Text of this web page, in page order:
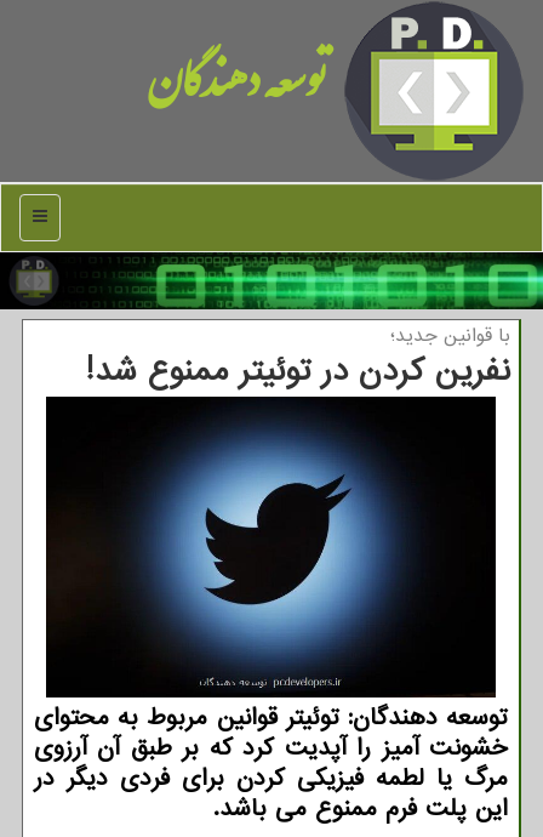
توسعه دهندگان
منو
با قوانین جدید؛
نفرین کردن در توئیتر ممنوع شد!
توسعه دهندگان: توئیتر قوانین مربوط به محتوای
خشونت آمیز را آپدیت کرد که بر طبق آن آرزوی
مرگ یا لطمه فیزیکی کردن برای فردی دیگر در
این پلت فرم ممنوع می باشد.